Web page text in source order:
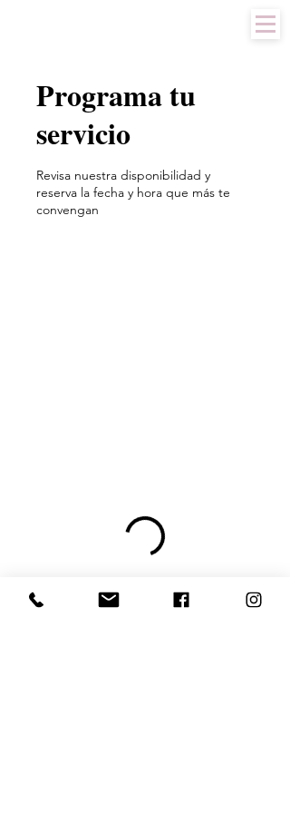
Programa tu
servicio
Revisa nuestra disponibilidad y
reserva la fecha y hora que más te
convengan